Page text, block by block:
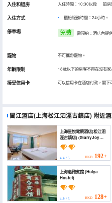
入住和退房 入住時間：10:30以後 退房
入住方式 櫃枱服務時間：24小時。
停車場 免费 需預約：酒店內提
寵物 不可攜帶寵物。
年齡限制 18歲以下的房客不得在沒有
接受信用卡 可以信用卡在酒店付款，閣下
閩江酒店(上海松江泗涇古鎮店) 附近
上海星悅電競酒店(松江泗
涇古鎮店) (StarryJoy
Gaming Hotel)
4.4 / 5 HKD 192+
上海惠雅賓館 (Huiya
Hostel)
4.9 / 5 HKD 128+